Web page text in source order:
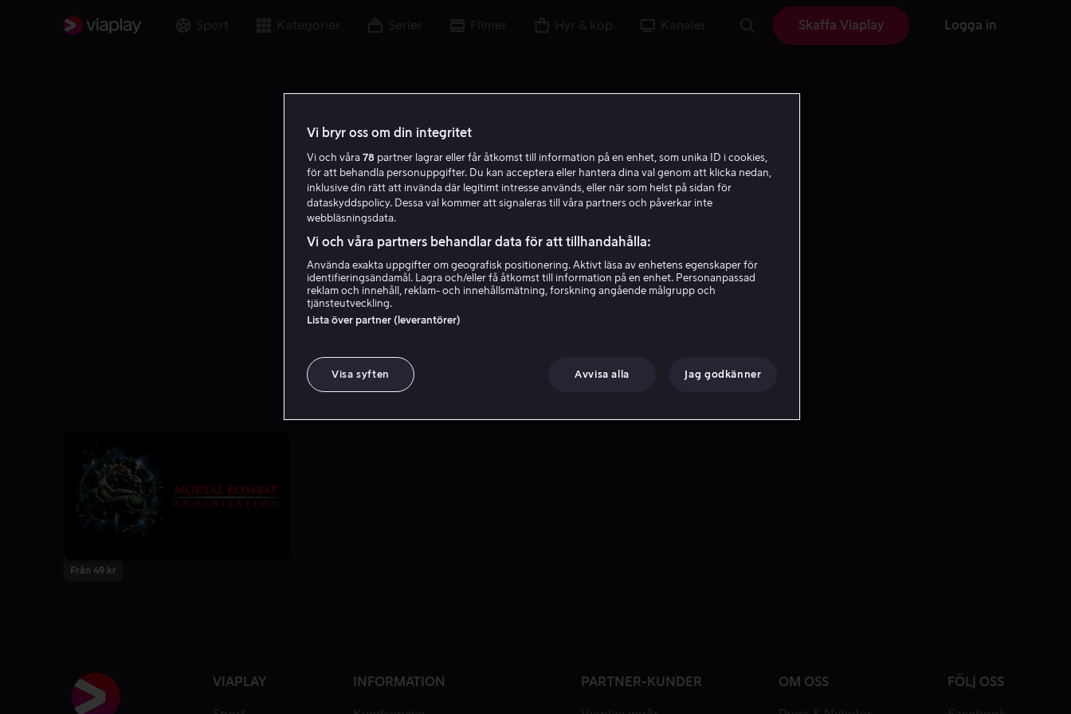
Sport Kategorier Serier Filmer Hyr & köp Kanaler Skaffa Viaplay Logga in
Irina Pantaeva
Från 49 kr
VIAPLAY INFORMATION PARTNER-KUNDER OM OSS FÖLJ OSS
Vi bryr oss om din integritet
Vi och våra 78 partner lagrar eller får åtkomst till information på en enhet, som unika ID i cookies,
för att behandla personuppgifter. Du kan acceptera eller hantera dina val genom att klicka nedan,
inklusive din rätt att invända där legitimt intresse används, eller när som helst på sidan för
dataskyddspolicy. Dessa val kommer att signaleras till våra partners och påverkar inte
webbläsningsdata.
Vi och våra partners behandlar data för att tillhandahålla:
Använda exakta uppgifter om geografisk positionering. Aktivt läsa av enhetens egenskaper för
identifieringsändamål. Lagra och/eller få åtkomst till information på en enhet. Personanpassad
reklam och innehåll, reklam- och innehållsmätning, forskning angående målgrupp och
tjänsteutveckling.
Lista över partner (leverantörer)
Visa syften Avvisa alla Jag godkänner